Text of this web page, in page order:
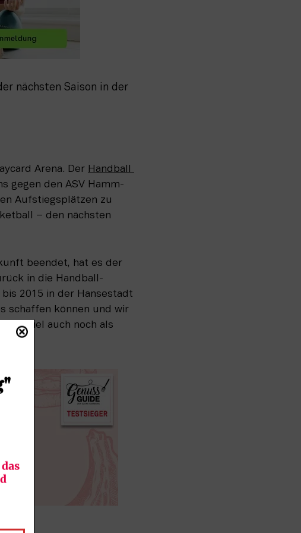
nächsten Saison in der
Arena. Der Handball
gegen den ASV Hamm-
Aufstiegsplätzen zu
– den nächsten
beendet, hat es der
in die Handball-
2015 in der Hansestadt
schaffen können und wir
Spiel auch noch als